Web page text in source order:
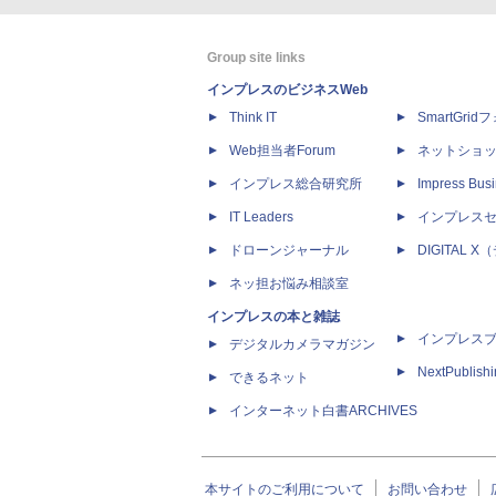
Group site links
インプレスのビジネスWeb
Think IT
Web担当者Forum
インプレス総合研究所
IT Leaders
ドローンジャーナル
ネッ担お悩み相談室
インプレスの本と雑誌
デジタルカメラマガジン
できるネット
インターネット白書ARCHIVES
SmartGridフ
ネットショ
Impress
インプレス
DIGITAL X
インプレス
本サイトのご利用について お問い合わせ